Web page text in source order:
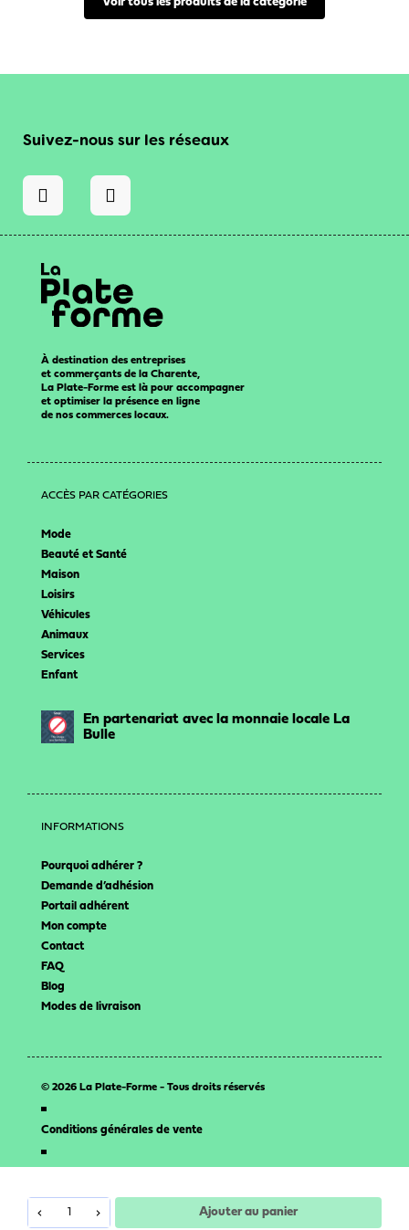
Ajouter au panier
Suivez-nous sur les réseaux
À destination des entreprises
et commerçants de la Charente,
La Plate-Forme est là pour accompagner
et optimiser la présence en ligne
de nos commerces locaux.
ACCÈS PAR CATÉGORIES
Mode
Beauté et Santé
Maison
Loisirs
Véhicules
Animaux
Services
Enfant
En partenariat avec la monnaie locale La
Bulle
INFORMATIONS
Pourquoi adhérer ?
Demande d’adhésion
Portail adhérent
Mon compte
Contact
FAQ
Blog
Modes de livraison
© 2026 La Plate-Forme - Tous droits réservés
Conditions générales de vente
Propulsé avec agence web 16h33